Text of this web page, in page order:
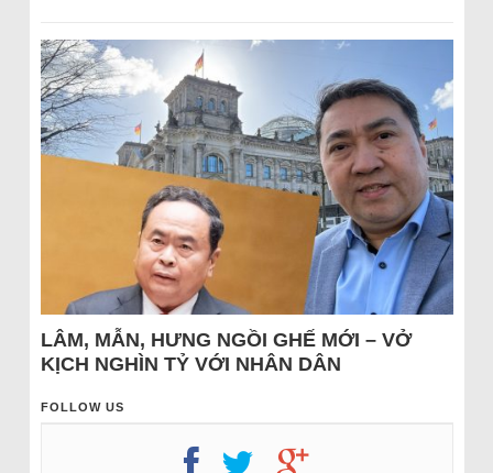
LÂM, MẪN, HƯNG NGỒI GHẾ MỚI – VỞ
KỊCH NGHÌN TỶ VỚI NHÂN DÂN
FOLLOW US